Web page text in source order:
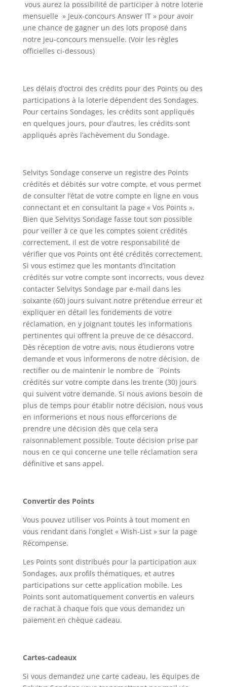
vous aurez la possibilité de participer à notre loterie
mensuelle » Jeux-concours Answer IT » pour avoir
une chance de gagner un des lots proposé dans
notre jeu-concours mensuelle. (Voir les règles
officielles ci-dessous)
Les délais d’octroi des crédits pour des Points ou des
participations à la loterie dépendent des Sondages.
Pour certains Sondages, les crédits sont appliqués
en quelques jours, pour d’autres, les crédits sont
appliqués après l’achèvement du Sondage.
Selvitys Sondage conserve un registre des Points
crédités et débités sur votre compte, et vous permet
de consulter l’état de votre compte en ligne en vous
connectant et en consultant la page « Vos Points ».
Bien que Selvitys Sondage fasse tout son possible
pour veiller à ce que les comptes soient crédités
correctement, il est de votre responsabilité de
vérifier que vos Points ont été crédités correctement.
Si vous estimez que les montants d’incitation
crédités sur votre compte sont incorrects, vous devez
contacter Selvitys Sondage par e-mail dans les
soixante (60) jours suivant notre prétendue erreur et
expliquer en détail les fondements de votre
réclamation, en y joignant toutes les informations
pertinentes qui offrent la preuve de ce désaccord.
Dès réception de votre avis, nous étudierons votre
demande et vous informerons de notre décision, de
rectifier ou de maintenir le nombre de ¨Points
crédités sur votre compte dans les trente (30) jours
qui suivent votre demande. Si nous avions besoin de
plus de temps pour établir notre décision, nous vous
en informerions et nous nous efforcerions de
prendre une décision dès que cela sera
raisonnablement possible. Toute décision prise par
nous en ce qui concerne une telle réclamation sera
définitive et sans appel.
Convertir des Points
Vous pouvez utiliser vos Points à tout moment en
vous rendant dans l’onglet « Wish-List » sur la page
Récompense.
Les Points sont distribués pour la participation aux
Sondages, aux profils thématiques, et autres
participations sur cette application mobile. Les
Points sont automatiquement convertis en valeurs
de rachat à chaque fois que vous demandez un
paiement en chèque cadeau.
Cartes-cadeaux
Si vous demandez une carte cadeau, les équipes de